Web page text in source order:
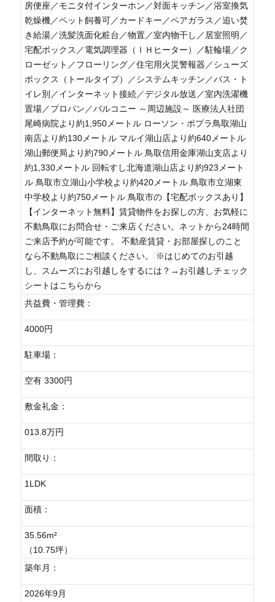
房便座／モニタ付インターホン／対面キッチン／浴室換気
乾燥機／ペット飼養可／カードキー／ペアガラス／追い焚
き給湯／洗髪洗面化粧台／物置／室内物干し／居室照明／
宅配ボックス／電気調理器（ＩＨヒーター）／駐輪場／ク
ローゼット／フローリング／住宅用火災警報器／シューズ
ボックス（トールタイプ）／システムキッチン／バス・ト
イレ別／インターネット接続／デジタル放送／室内洗濯機
置場／プロパン／バルコニー ～周辺施設～ 医療法人社団
尾崎病院より約1,950メートル ローソン・ポプラ鳥取湖山
南店より約130メートル マルイ湖山店より約640メートル
湖山郵便局より約790メートル 鳥取信用金庫湖山支店より
約1,330メートル 回転すし北海道湖山店より約923メート
ル 鳥取市立湖山小学校より約420メートル 鳥取市立湖東
中学校より約750メートル 鳥取市の【宅配ボックスあり】
【インターネット無料】賃貸物件をお探しの方、お気軽に
不動鳥取にお問合せ・ご来店ください。ネットから24時間
ご来店予約が可能です。 不動産賃貸・お部屋探しのこと
なら不動鳥取にご相談ください。 ※はじめてのお引越
し、スムーズにお引越しをするには？→お引越しチェック
シートはこちらから
共益費・管理費：
4000円
駐車場：
空有 3300円
敷金礼金：
013.8万円
間取り：
1LDK
面積：
35.56m²
（10.75坪）
築年月：
2026年9月